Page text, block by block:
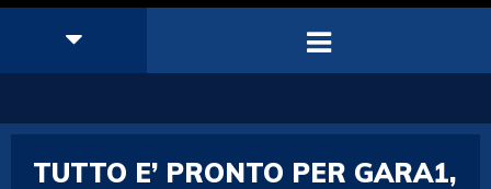
TUTTO E’ PRONTO PER GARA1,